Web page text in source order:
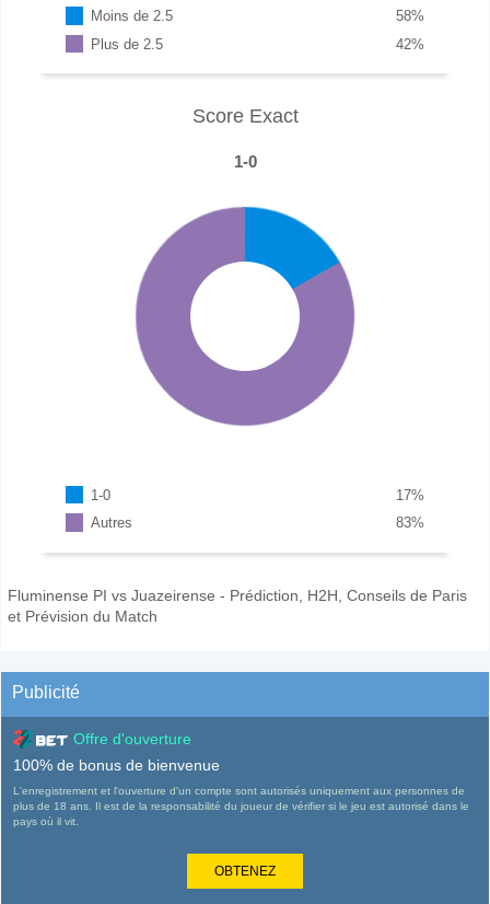
Moins de 2.5 %
58
Plus de 2.5
%
42
Score Exact
1-0
1-0 %
17
Autres
%
83
Fluminense PI vs Juazeirense - Prédiction, H2H, Conseils de Paris
et Prévision du Match
Publicité
Offre d'ouverture
100% de bonus de bienvenue
L'enregistrement et l'ouverture d'un compte sont autorisés uniquement aux personnes de
plus de 18 ans. Il est de la responsabilité du joueur de vérifier si le jeu est autorisé dans le
pays où il vit.
OBTENEZ